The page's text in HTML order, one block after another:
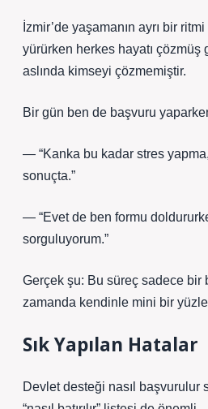
İzmir’de yaşamanın ayrı bir
yürürken herkes hayatı
aslında kimseyi çözmemiştir.
Bir gün ben de başvuru
— “Kanka bu kadar stres
sonuçta.”
— “Evet de ben formu
sorguluyorum.”
Gerçek şu: Bu süreç sadece bir
zamanda kendinle mini bir
Sık Yapılan Hatalar
Devlet desteği nasıl başvurulur